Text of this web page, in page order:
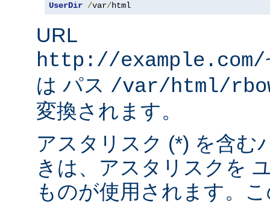
UserDir /var/html
URL
http://
は パス /var/html/
変換されます。
アスタリスク (*) を含む
きは、アスタリスクを
ものが使用されます。